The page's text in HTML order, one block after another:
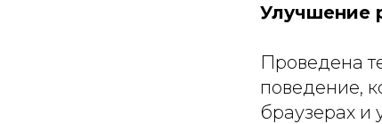
Улучшение
Проведена
поведение,
браузерах и